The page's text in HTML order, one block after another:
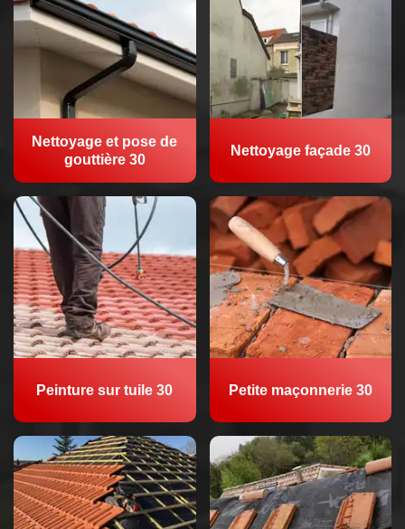
Nettoyage et pose de
gouttière 30
Nettoyage façade 30
Peinture sur tuile 30 Petite maçonnerie 30